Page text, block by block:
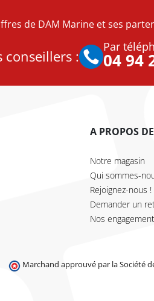
de DAM Marine et ses
conseillers :
Par
04 94
A PROPOS
Notre magasin
Qui sommes-
Rejoignez-nous !
Demander un
Nos
Marchand approuvé par la Société